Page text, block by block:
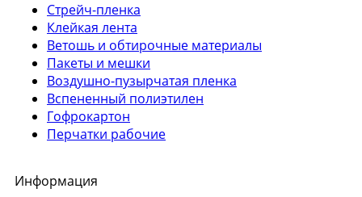
Стрейч-пленка
Клейкая лента
Ветошь и обтирочные материалы
Пакеты и мешки
Воздушно-пузырчатая пленка
Вспененный полиэтилен
Гофрокартон
Перчатки рабочие
Информация